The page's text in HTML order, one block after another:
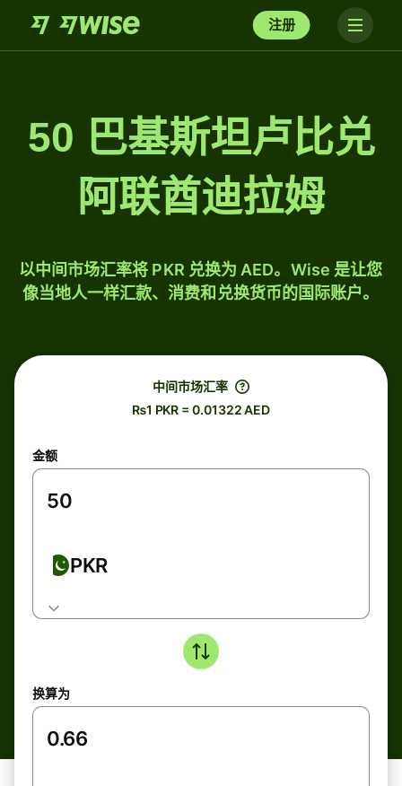
注册
50 巴基斯坦卢比兑
阿联酋迪拉姆
以中间市场汇率将 PKR 兑换为 AED。Wise 是让您
像当地人一样汇款、消费和兑换货币的国际账户。
中间市场汇率
₨1 PKR = 0.01322 AED
金额
PKR
换算为